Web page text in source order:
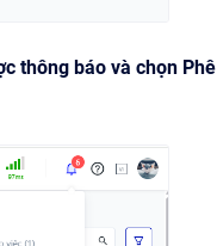
thông báo và chọn Phê